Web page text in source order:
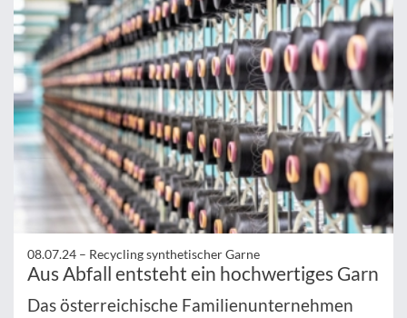
08.07.24 – Recycling synthetischer Garne
Aus Abfall entsteht ein hochwertiges Garn
Das österreichische Familienunternehmen